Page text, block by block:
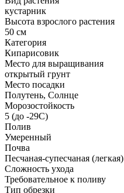
кустарник
Высота взрослого растения
50 см
Категория
Кипарисовик
Место для выращивания
открытый грунт
Место посадки
Полутень, Солнце
Морозостойкость
5 (до -29С)
Полив
Умеренный
Почва
Песчаная-супесчаная (легкая)
Сложность ухода
Требовательное к поливу
Тип обрезки